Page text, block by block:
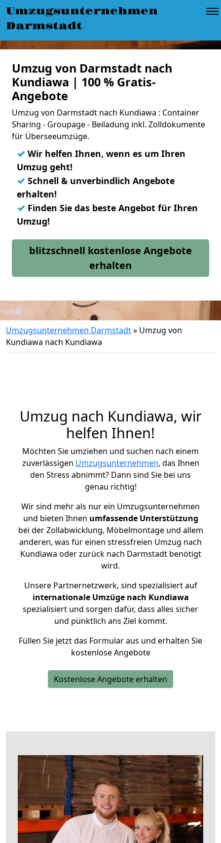
Umzugsunternehmen
Darmstadt
Umzug von Darmstadt nach
Kundiawa | 100 % Gratis-
Angebote
Umzug von Darmstadt nach Kundiawa : Container
Sharing - Groupage - Beiladung inkl. Zolldokumente
für Überseeumzüge.
✓ Wir helfen Ihnen, wenn es um Ihren
Umzug geht!
✓ Schnell & unverbindlich Angebote
erhalten!
✓ Finden Sie das beste Angebot für Ihren
Umzug!
blitzschnell kostenlose Angebote
erhalten
Umzugsunternehmen Darmstadt» Umzug von
Kundiawa nach Kundiawa
Umzug nach Kundiawa, wir
helfen Ihnen!
Möchten Sie umziehen und suchen nach einem
zuverlässigen Umzugsunternehmen, das Ihnen
den Stress abnimmt? Dann sind Sie bei uns
genau richtig!
Wir sind mehr als nur ein Umzugsunternehmen
und bieten Ihnen umfassende Unterstützung
bei der Zollabwicklung, Möbelmontage und allem
anderen, was für einen stressfreien Umzug nach
Kundiawa oder zurück nach Darmstadt benötigt
wird.
Unsere Partnernetzwerk, sind spezialisiert auf
internationale Umzüge nach Kundiawa
spezialisiert und sorgen dafür, dass alles sicher
und pünktlich ans Ziel kommt.
Füllen Sie jetzt das Formular aus und erhalten Sie
kostenlose Angebote
Kostenlose Angebote erhalten